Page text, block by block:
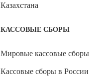
Казахстана
КАССОВЫЕ СБОРЫ
Мировые кассовые сборы
Кассовые сборы в России